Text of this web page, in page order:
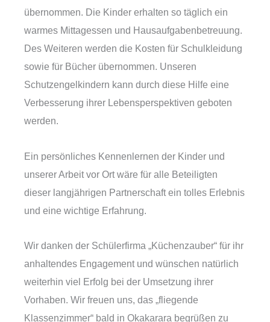
übernommen. Die Kinder erhalten so täglich ein
warmes Mittagessen und Hausaufgabenbetreuung.
Des Weiteren werden die Kosten für Schulkleidung
sowie für Bücher übernommen. Unseren
Schutzengelkindern kann durch diese Hilfe eine
Verbesserung ihrer Lebensperspektiven geboten
werden.
Ein persönliches Kennenlernen der Kinder und
unserer Arbeit vor Ort wäre für alle Beteiligten
dieser langjährigen Partnerschaft ein tolles Erlebnis
und eine wichtige Erfahrung.
Wir danken der Schülerfirma „Küchenzauber“ für ihr
anhaltendes Engagement und wünschen natürlich
weiterhin viel Erfolg bei der Umsetzung ihrer
Vorhaben. Wir freuen uns, das „fliegende
Klassenzimmer“ bald in Okakarara begrüßen zu